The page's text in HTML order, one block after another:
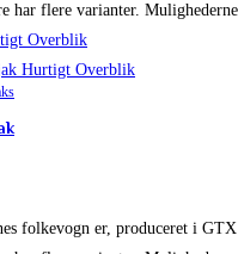
har flere varianter.
Overblik
Hurtigt Overblik
folkevogn er, produceret i